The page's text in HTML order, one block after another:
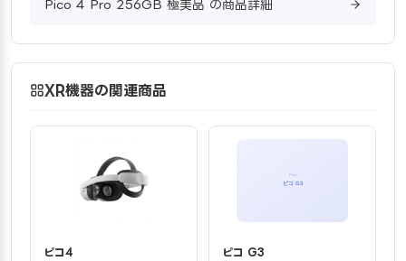
Pico 4 Pro 256GB 極美品 の商品詳細
XR機器の関連商品
ピコ4 ピコ G3